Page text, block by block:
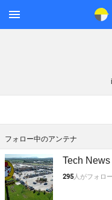
メニ
フォロー中のアンテナ
Tech News
295人がフォロー